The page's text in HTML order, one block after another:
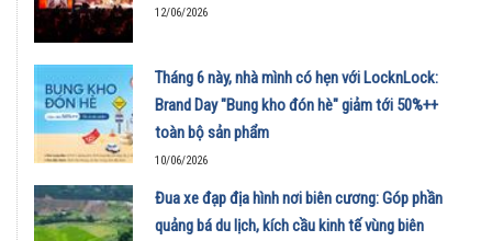
12/06/2026
Tháng 6 này, nhà mình có hẹn với LocknLock:
Brand Day "Bung kho đón hè" giảm tới 50%++
toàn bộ sản phẩm
10/06/2026
Đua xe đạp địa hình nơi biên cương: Góp phần
quảng bá du lịch, kích cầu kinh tế vùng biên